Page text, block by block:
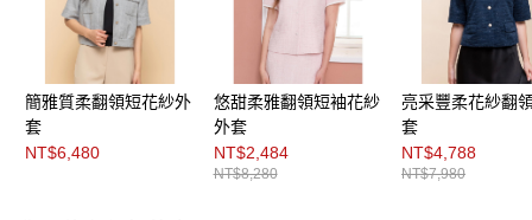
簡雅質柔翻領短花紗外
套
NT$6,480
悠甜柔雅翻領短袖花紗
外套
NT$2,484
NT$8,280
亮采豐柔花紗翻
套
NT$4,788
NT$7,980